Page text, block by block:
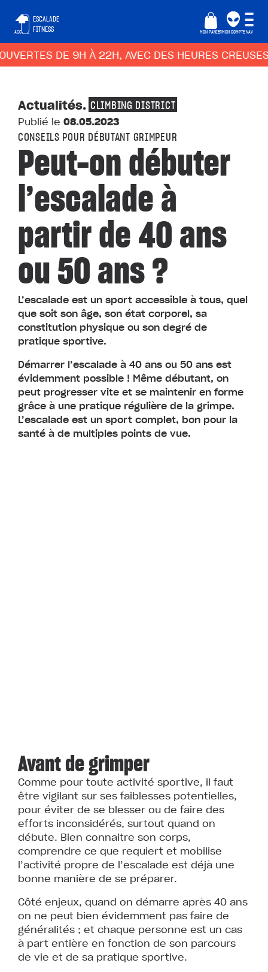
ACCUEIL
ESCALADE
FITNESS
MON PANIERMON COMPTE NAV
9H À 22H, AVEC DES HEURES CREUSES
Actualités. CLIMBING DISTRICT
Publié le 08.05.2023
CONSEILS POUR DÉBUTANT GRIMPEUR
Peut-on débuter
l’escalade à
partir de 40 ans
ou 50 ans ?
L’escalade est un sport accessible à tous, quel
que soit son âge, son état corporel, sa
constitution physique ou son degré de
pratique sportive.
Démarrer l’escalade à 40 ans ou 50 ans est
évidemment possible ! Même débutant, on
peut progresser vite et se maintenir en forme
grâce à une pratique régulière de la grimpe.
L’escalade est un sport complet, bon pour la
santé à de multiples points de vue.
Avant de grimper
Comme pour toute activité sportive, il faut
être vigilant sur ses faiblesses potentielles,
pour éviter de se blesser ou de faire des
efforts inconsidérés, surtout quand on
débute. Bien connaitre son corps,
comprendre ce que requiert et mobilise
l’activité propre de l’escalade est déjà une
bonne manière de se préparer.
Côté enjeux, quand on démarre après 40 ans
on ne peut bien évidemment pas faire de
généralités ; et chaque personne est un cas
à part entière en fonction de son parcours
de vie et de sa pratique sportive.